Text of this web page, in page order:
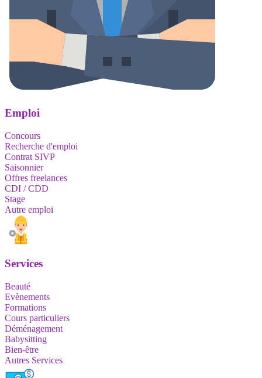
Emploi
Concours
Recherche d'emploi
Contrat SIVP
Saisonnier
Offres freelances
CDI / CDD
Stage
Autre emploi
Services
Beauté
Evènements
Formations
Cours particuliers
Déménagement
Babysitting
Bien-être
Autres Services